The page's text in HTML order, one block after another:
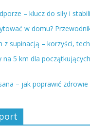
– klucz do siły i
w domu?
z supinacją – korzyści,
na 5 km dla
– jak poprawić zdrowie